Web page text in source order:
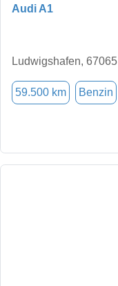
Audi A1
Ludwigshafen, 67065
59.500 km Benzin